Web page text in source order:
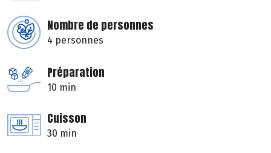
Nombre de personnes
4 personnes
Préparation
10 min
Cuisson
30 min